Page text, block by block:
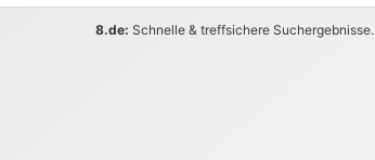
8.de: Schnelle & treffsichere Suchergebnisse.